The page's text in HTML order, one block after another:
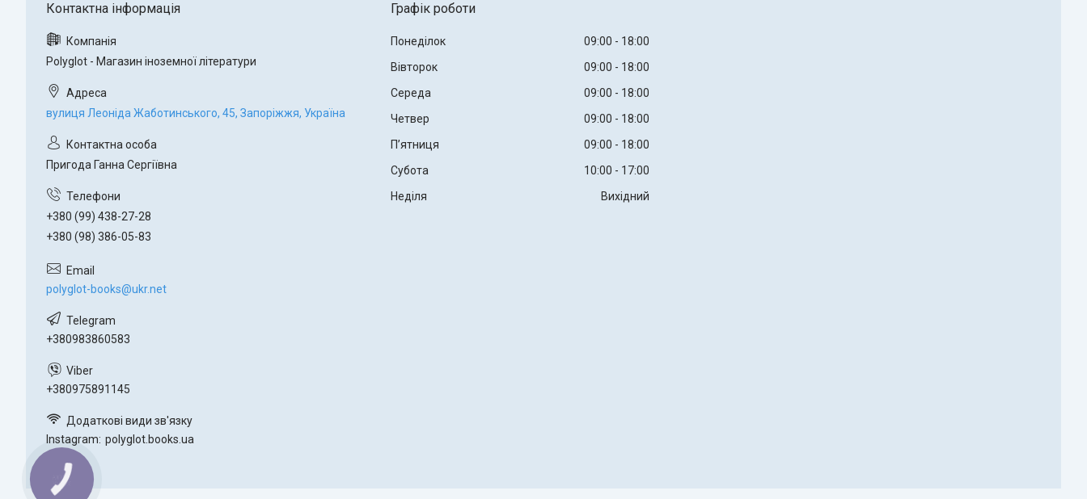
Polyglot - Магазин іноземної літератури
вулиця Леоніда Жаботинського, 45, Запоріжжя, Україна
Пригода Ганна Сергіївна
+380 (99) 438-27-28
+380 (98) 386-05-83
polyglot-books@ukr.net
+380983860583
+380975891145
Instagram polyglot.books.ua
Графік роботи
Понеділок 09:00
18:00
Вівторок
09:00
18:00
Середа
09:00
18:00
Четвер
09:00
18:00
Пʼятниця
09:00
18:00
Субота
10:00
17:00
Неділя
Вихідний
КНОПКА
ЗВ'ЯЗКУ